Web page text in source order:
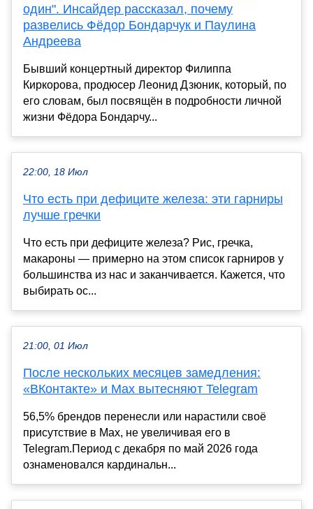
один". Инсайдер рассказал, почему
развелись Фёдор Бондарчук и Паулина
Андреева
Бывший концертный директор Филиппа
Киркорова, продюсер Леонид Дзюник, который, по
его словам, был посвящён в подробности личной
жизни Фёдора Бондарчу...
22:00, 18 Июл
Что есть при дефиците железа: эти гарниры
лучше гречки
Что есть при дефиците железа? Рис, гречка,
макароны — примерно на этом список гарниров у
большинства из нас и заканчивается. Кажется, что
выбирать ос...
21:00, 01 Июл
После нескольких месяцев замедления:
«ВКонтакте» и Max вытесняют Telegram
56,5% брендов перенесли или нарастили своё
присутствие в Max, не увеличивая его в
Telegram.Период с декабря по май 2026 года
ознаменовался кардинальн...